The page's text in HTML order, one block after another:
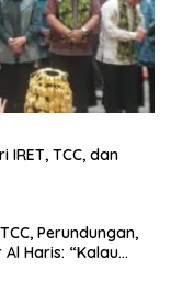
TCC, dan
Perundungan,
Haris: “Kalau